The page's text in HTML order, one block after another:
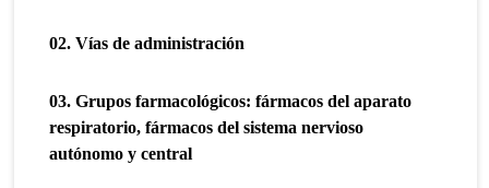
02. Vías de administración
03. Grupos farmacológicos: fármacos del aparato
respiratorio, fármacos del sistema nervioso
autónomo y central